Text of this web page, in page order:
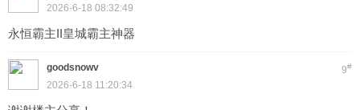
2026-6-18 08:32:49
永恒霸主II皇城霸主神器
9#
goodsnowv
2026-6-18 11:20:34